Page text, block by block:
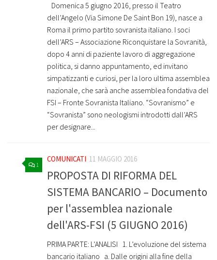
­­ ­ Domenica 5 giugno 2016, presso il Teatro
dell’Angelo (Via Simone De Saint Bon 19), nasce a
Roma il primo partito sovranista italiano. I soci
dell’ARS – Associazione Riconquistare la Sovranità,
dopo 4 anni di paziente lavoro di aggregazione
politica, si danno appuntamento, ed invitano
simpatizzanti e curiosi, per la loro ultima assemblea
nazionale, che sarà anche assemblea fondativa del
FSI – Fronte Sovranista Italiano. “Sovranismo” e
“Sovranista” sono neologismi introdotti dall’ARS
per designare...
1
COMUNICATI 11 MAGGIO 2016
PROPOSTA DI RIFORMA DEL
SISTEMA BANCARIO – Documento
per l'assemblea nazionale
dell'ARS-FSI (5 GIUGNO 2016)
PRIMA PARTE: L’ANALISI ­ ­ 1. L’evoluzione del sistema
bancario italiano ­ ­ a. Dalle origini alla fine della